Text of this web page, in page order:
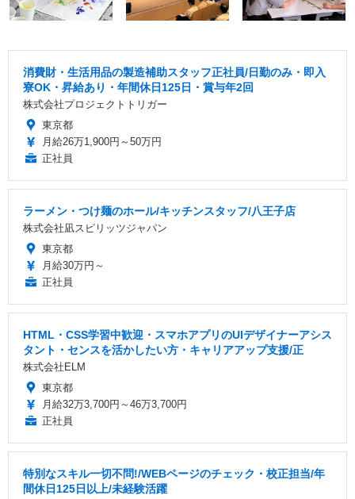
消費財・生活用品の製造補助スタッフ正社員/日勤のみ・即入
寮OK・昇給あり・年間休日125日・賞与年2回
株式会社プロジェクトトリガー
東京都
月給26万1,900円～50万円
正社員
ラーメン・つけ麺のホール/キッチンスタッフ/八王子店
株式会社凪スピリッツジャパン
東京都
月給30万円～
正社員
HTML・CSS学習中歓迎・スマホアプリのUIデザイナーアシス
タント・センスを活かしたい方・キャリアアップ支援/正
株式会社ELM
東京都
月給32万3,700円～46万3,700円
正社員
特別なスキル一切不問!/WEBページのチェック・校正担当/年
間休日125日以上/未経験活躍